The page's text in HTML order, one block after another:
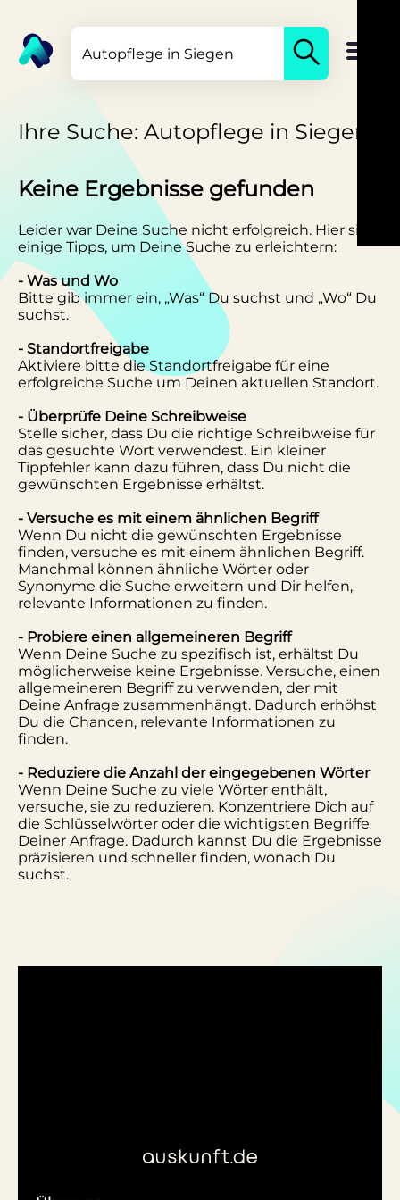
Ihre Suche: Autopflege in Siegen
Keine Ergebnisse gefunden
Leider war Deine Suche nicht erfolgreich. Hier sind
einige Tipps, um Deine Suche zu erleichtern:
- Was und Wo
Bitte gib immer ein, „Was“ Du suchst und „Wo“ Du
suchst.
- Standortfreigabe
Aktiviere bitte die Standortfreigabe für eine
erfolgreiche Suche um Deinen aktuellen Standort.
- Überprüfe Deine Schreibweise
Stelle sicher, dass Du die richtige Schreibweise für
das gesuchte Wort verwendest. Ein kleiner
Tippfehler kann dazu führen, dass Du nicht die
gewünschten Ergebnisse erhältst.
- Versuche es mit einem ähnlichen Begriff
Wenn Du nicht die gewünschten Ergebnisse
finden, versuche es mit einem ähnlichen Begriff.
Manchmal können ähnliche Wörter oder
Synonyme die Suche erweitern und Dir helfen,
relevante Informationen zu finden.
- Probiere einen allgemeineren Begriff
Wenn Deine Suche zu spezifisch ist, erhältst Du
möglicherweise keine Ergebnisse. Versuche, einen
allgemeineren Begriff zu verwenden, der mit
Deine Anfrage zusammenhängt. Dadurch erhöhst
Du die Chancen, relevante Informationen zu
finden.
- Reduziere die Anzahl der eingegebenen Wörter
Wenn Deine Suche zu viele Wörter enthält,
versuche, sie zu reduzieren. Konzentriere Dich auf
die Schlüsselwörter oder die wichtigsten Begriffe
Deiner Anfrage. Dadurch kannst Du die Ergebnisse
präzisieren und schneller finden, wonach Du
suchst.